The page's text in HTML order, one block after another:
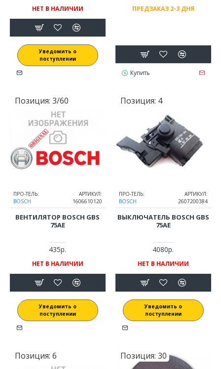
НЕТ В НАЛИЧИИ
Уведомить о
поступлении
ПРЕДЗАКАЗ 2-3 ДНЯ
Купить
Позиция: 3/60
ПРО-ТЕЛЬ:
BOSCH
АРТИКУЛ:
1606610120
ВЕНТИЛЯТОР BOSCH GBS
75AE
435р.
НЕТ В НАЛИЧИИ
Уведомить о
поступлении
Позиция: 4
ПРО-ТЕЛЬ:
BOSCH
АРТИКУЛ:
2607200384
ВЫКЛЮЧАТЕЛЬ BOSCH GBS
75AE
4080р.
НЕТ В НАЛИЧИИ
Уведомить о
поступлении
Позиция: 6 Позиция: 30